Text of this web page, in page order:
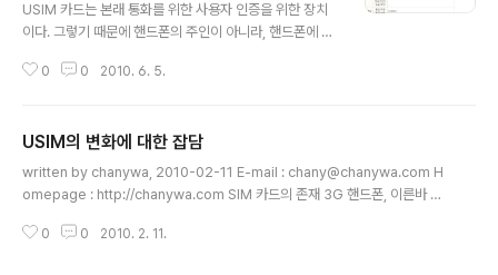
USIM 카드는 본래 통화를 위한 사용자 인증을 위한 장치
이다. 그렇기 때문에 핸드폰의 주인이 아니라, 핸드폰에 장
다. 우리나라에 USIM이 도입된 초기에는 개통된 한개의
다. 자신의 핸드폰에 USIM이 있는지 조차 모르고 사용하
는 사람들이 태반일 정도로 말이다. USIM 카드를 자신의
핸드폰에서만 사용가능하게 만들었던 장본인인 이동통신
능한 것이 USIM의 장점이라고 떠들고 다닌다. 그걸 못하
0 0 2010. 6. 5.
USIM의 변화에 대한 잡담
written by chanywa, 2010-02-11 E-mail : chany@chanywa.com H
omepage : http://chanywa.com SIM 카드의 존재 3G 핸드폰, 이른바 화
알려지기 시작한 것이 바로 USIM 이라는 존재이다. 물론 핸드폰을 이용한 신용
0 0 2010. 2. 11.